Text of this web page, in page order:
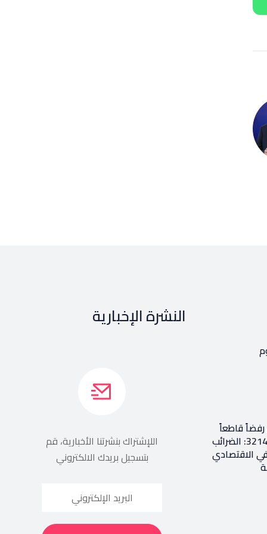
قاطعاً
إعادة طرح المرسوم 3214: الضرائب
الاقتصادي
النشرة الإخبارية
اللإشتراك بنشرتنا الأخبارية، قم
بتسجيل بريدك الالكتروني